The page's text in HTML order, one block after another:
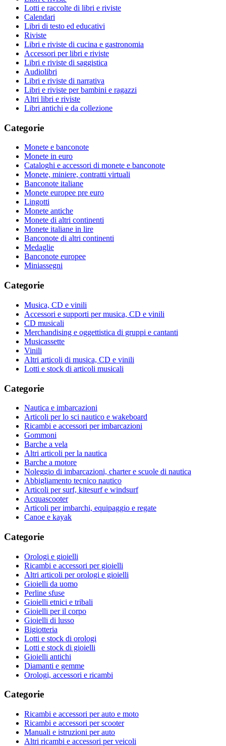
Lotti e raccolte di libri e riviste
Calendari
Libri di testo ed educativi
Riviste
Libri e riviste di cucina e gastronomia
Accessori per libri e riviste
Libri e riviste di saggistica
Audiolibri
Libri e riviste di narrativa
Libri e riviste per bambini e ragazzi
Altri libri e riviste
Libri antichi e da collezione
Categorie
Monete e banconote
Monete in euro
Cataloghi e accessori di monete e banconote
Monete, miniere, contratti virtuali
Banconote italiane
Monete europee pre euro
Lingotti
Monete antiche
Monete di altri continenti
Monete italiane in lire
Banconote di altri continenti
Medaglie
Banconote europee
Miniassegni
Categorie
Musica, CD e vinili
Accessori e supporti per musica, CD e vinili
CD musicali
Merchandising e oggettistica di gruppi e cantanti
Musicassette
Vinili
Altri articoli di musica, CD e vinili
Lotti e stock di articoli musicali
Categorie
Nautica e imbarcazioni
Articoli per lo sci nautico e wakeboard
Ricambi e accessori per imbarcazioni
Gommoni
Barche a vela
Altri articoli per la nautica
Barche a motore
Noleggio di imbarcazioni, charter e scuole di nautica
Abbigliamento tecnico nautico
Articoli per surf, kitesurf e windsurf
Acquascooter
Articoli per imbarchi, equipaggio e regate
Canoe e kayak
Categorie
Orologi e gioielli
Ricambi e accessori per gioielli
Altri articoli per orologi e gioielli
Gioielli da uomo
Perline sfuse
Gioielli etnici e tribali
Gioielli per il corpo
Gioielli di lusso
Bigiotteria
Lotti e stock di orologi
Lotti e stock di gioielli
Gioielli antichi
Diamanti e gemme
Orologi, accessori e ricambi
Categorie
Ricambi e accessori per auto e moto
Ricambi e accessori per scooter
Manuali e istruzioni per auto
Altri ricambi e accessori per veicoli